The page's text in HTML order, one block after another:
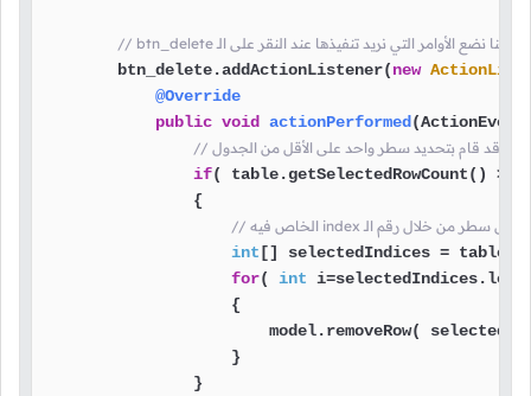
// btn_delete هنا نضع الأوامر التي نريد تنفيذها عند النقر على الـ
        btn_delete.addActionListener(
new
@Override
public void actionPerformed
قد قام بتحديد سطر واحد على الأقل من الجدول
if( table.getSelectedRowCount() >
                {
int [] selectedIndices =
for( int
                    {
model.removeRow(
                    }
                }